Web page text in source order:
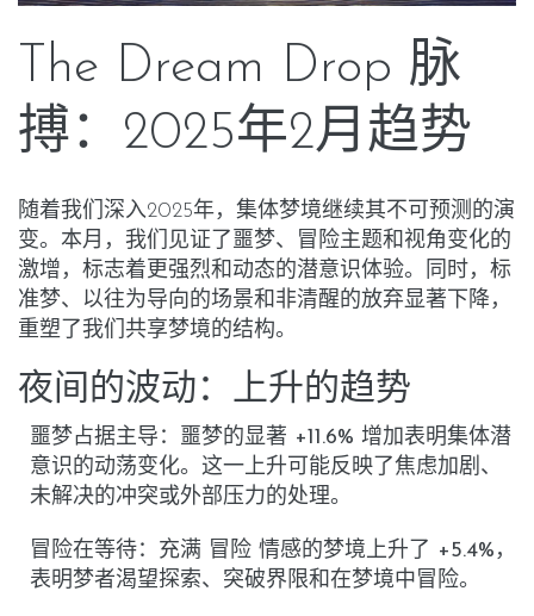
The Dream Drop 脉
搏：2025年2月趋势
随着我们深入2025年，集体梦境继续其不可预测的演
变。本月，我们见证了噩梦、冒险主题和视角变化的
激增，标志着更强烈和动态的潜意识体验。同时，标
准梦、以往为导向的场景和非清醒的放弃显著下降，
重塑了我们共享梦境的结构。
夜间的波动：上升的趋势
噩梦占据主导 ：噩梦的显著 +11.6% 增加表明集体潜
意识的动荡变化。这一上升可能反映了焦虑加剧、
未解决的冲突或外部压力的处理。
冒险在等待：充满 冒险 情感的梦境上升了 +5.4% ，
表明梦者渴望探索、突破界限和在梦境中冒险。